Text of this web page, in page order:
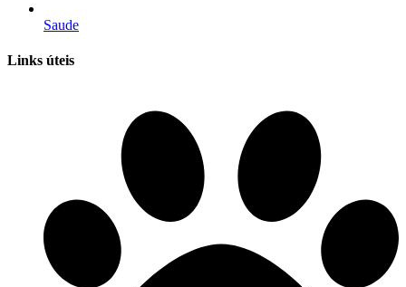
Saude
Links úteis